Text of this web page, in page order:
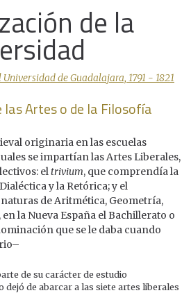
Biografías
Galería
institucionales
de la
de Guadalajara, 1791 - 1821
las Artes o de la Filosofía
originaria en las escuelas
se impartían las Artes Liberales,
eltrivium, que comprendía la
y la Retórica; y el
de Aritmética, Geometría,
la Nueva España el Bachillerato o
que se le daba cuando
de su carácter de estudio
dejó de abarcar a las siete artes liberales